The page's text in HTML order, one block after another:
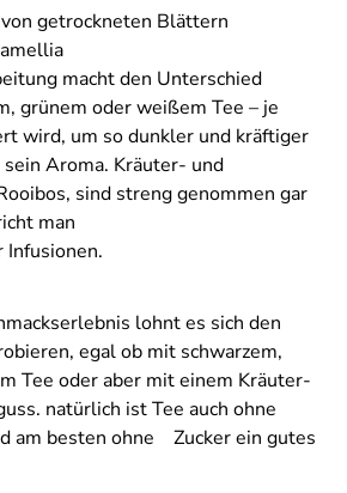
getrockneten Blättern
macht den Unterschied
grünem oder weißem Tee – je
wird, um so dunkler und kräftiger
Aroma. Kräuter- und
sind streng genommen gar
man
Infusionen.
lohnt es sich den
egal ob mit schwarzem,
Tee oder aber mit einem Kräuter-
natürlich ist Tee auch ohne
am besten ohne Zucker ein gutes